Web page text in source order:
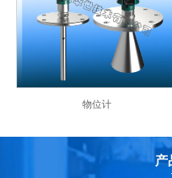
物位计
产